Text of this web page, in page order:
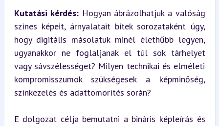
Kutatási kérdés: Hogyan ábrázolhatjuk a valóság
színes képeit, árnyalatait bitek sorozataként úgy,
hogy digitális másolatuk minél élethűbb legyen,
ugyanakkor ne foglaljanak el túl sok tárhelyet
vagy sávszélességet? Milyen technikai és elméleti
kompromisszumok szükségesek a képminőség,
színkezelés és adattömörítés során?
E dolgozat célja bemutatni a bináris képleírás és